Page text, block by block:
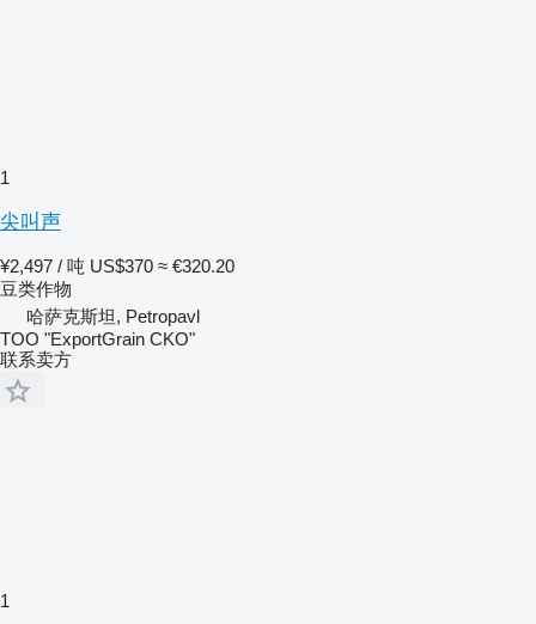
1
尖叫声
¥2,497 / 吨 US$370 ≈ €320.20
豆类作物
哈萨克斯坦, Petropavl
TOO "ExportGrain CKO"
联系卖方
1